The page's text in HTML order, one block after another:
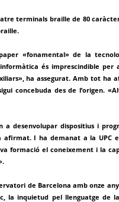
terminals braille de 80
«fonamental» de la
és imprescindible
ha assegurat. Amb tot ha
concebuda des de l’origen.
desenvolupar dispositius i
afirmat. I ha demanat a la UPC
formació el coneixement i la
de Barcelona amb onze
la inquietud pel llenguatge de